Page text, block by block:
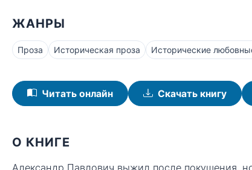
ЖАНРЫ
Проза Историческая проза Исторические
Читать онлайн Скачать книгу
О КНИГЕ
Александр Павлович выжил после покушения,